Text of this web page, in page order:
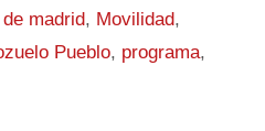
madrid, Movilidad,
Pueblo, programa,